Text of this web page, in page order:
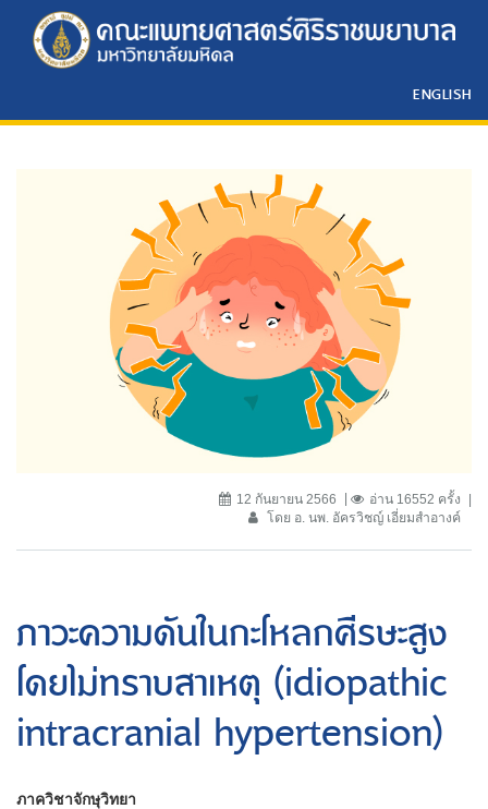
ENGLISH
12 กันยายน 2566
อ่าน 16552 ครั้ง
โดย อ. นพ. อัครวิชญ์ เอี่ยมสำอางค์
ภาวะความดันในกะโหลกศีรษะสูง
โดยไม่ทราบสาเหตุ (idiopathic
intracranial hypertension)
ภาควิชาจักษุวิทยา